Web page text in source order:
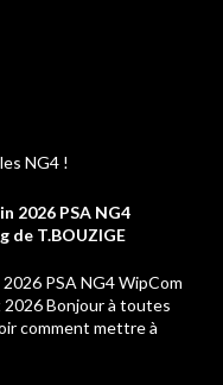
NG4 !
2026 PSA NG4
de T.BOUZIGE
PSA NG4 WipCom
Bonjour à toutes
comment mettre à